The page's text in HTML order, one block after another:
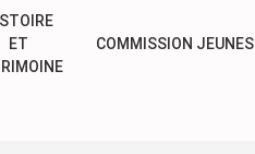
ET
COMMISSION JEUNES